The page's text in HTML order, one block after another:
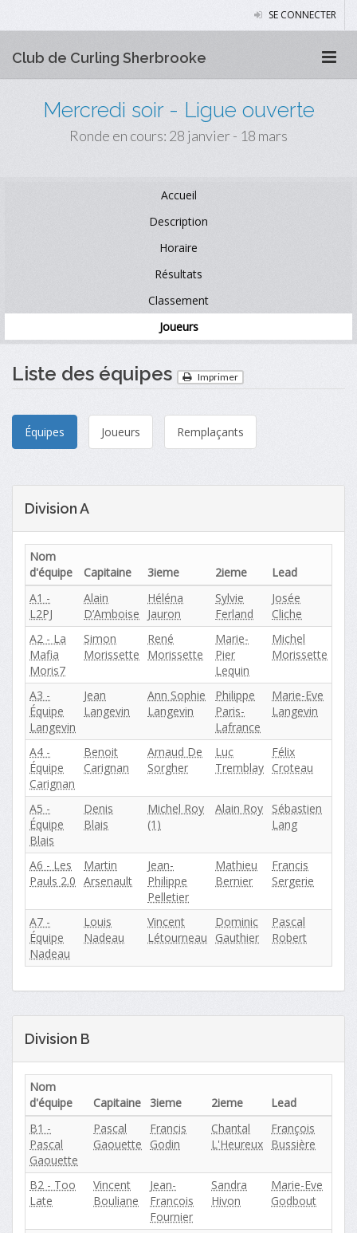
SE CONNECTER
Club de Curling Sherbrooke
Mercredi soir - Ligue ouverte
Ronde en cours: 28 janvier - 18 mars
Accueil
Description
Horaire
Résultats
Classement
Joueurs
Liste des équipes Imprimer
Équipes Joueurs Remplaçants
Division A
Nom
d'équipe
Capitaine 3ieme 2ieme
Lead
A1 -
L2PJ
Alain
D’Amboise
Héléna
Jauron
Sylvie
Ferland
Josée
Cliche
A2 - La
Mafia
Moris7
Simon
Morissette
René
Morissette
Marie-
Pier
Lequin
Michel
Morissette
A3 -
Équipe
Langevin
Jean
Langevin
Ann Sophie
Langevin
Philippe
Paris-
Lafrance
Marie-Eve
Langevin
A4 -
Équipe
Carignan
Benoit
Carignan
Arnaud De
Sorgher
Luc
Tremblay
Félix
Croteau
A5 -
Équipe
Blais
Denis
Blais
Michel Roy
(1)
Alain Roy
Sébastien
Lang
A6 - Les
Pauls 2.0
Martin
Arsenault
Jean-
Philippe
Pelletier
Mathieu
Bernier
Francis
Sergerie
A7 -
Équipe
Nadeau
Louis
Nadeau
Vincent
Létourneau
Dominic
Gauthier
Pascal
Robert
Division B
Nom
d'équipe
Capitaine 3ieme 2ieme
Lead
B1 -
Pascal
Gaouette
Pascal
Gaouette
Francis
Godin
Chantal
L'Heureux
François
Bussière
B2 - Too
Late
Vincent
Bouliane
Jean-
Francois
Fournier
Sandra
Hivon
Marie-Eve
Godbout